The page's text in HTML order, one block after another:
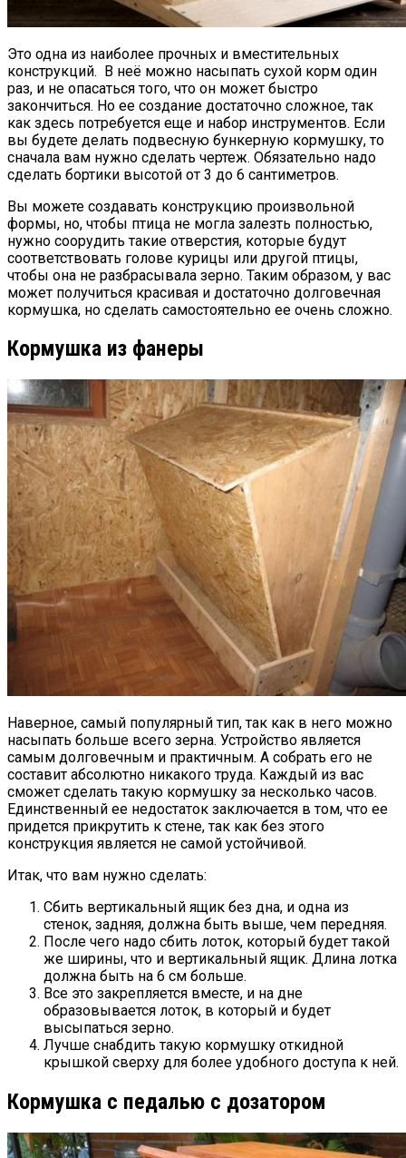
Это одна из наиболее прочных и вместительных
конструкций. В неё можно насыпать сухой корм один
раз, и не опасаться того, что он может быстро
закончиться. Но ее создание достаточно сложное, так
как здесь потребуется еще и набор инструментов. Если
вы будете делать подвесную бункерную кормушку, то
сначала вам нужно сделать чертеж. Обязательно надо
сделать бортики высотой от 3 до 6 сантиметров.
Вы можете создавать конструкцию произвольной
формы, но, чтобы птица не могла залезть полностью,
нужно соорудить такие отверстия, которые будут
соответствовать голове курицы или другой птицы,
чтобы она не разбрасывала зерно. Таким образом, у вас
может получиться красивая и достаточно долговечная
кормушка, но сделать самостоятельно ее очень сложно.
Кормушка из фанеры
Наверное, самый популярный тип, так как в него можно
насыпать больше всего зерна. Устройство является
самым долговечным и практичным. А собрать его не
составит абсолютно никакого труда. Каждый из вас
сможет сделать такую кормушку за несколько часов.
Единственный ее недостаток заключается в том, что ее
придется прикрутить к стене, так как без этого
конструкция является не самой устойчивой.
Итак, что вам нужно сделать:
Сбить вертикальный ящик без дна, и одна из
стенок, задняя, должна быть выше, чем передняя.
После чего надо сбить лоток, который будет такой
же ширины, что и вертикальный ящик. Длина лотка
должна быть на 6 см больше.
Все это закрепляется вместе, и на дне
образовывается лоток, в который и будет
высыпаться зерно.
Лучше снабдить такую кормушку откидной
крышкой сверху для более удобного доступа к ней.
Кормушка с педалью с дозатором